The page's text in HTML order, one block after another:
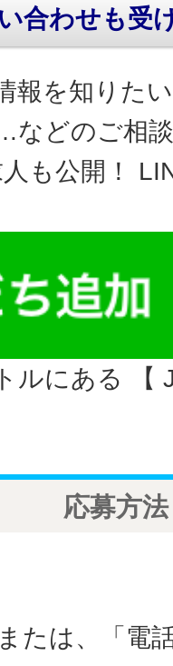
合わせも受
報を知りた
などのご相
も公開！
ルにある 【
応募方法
たは、「電